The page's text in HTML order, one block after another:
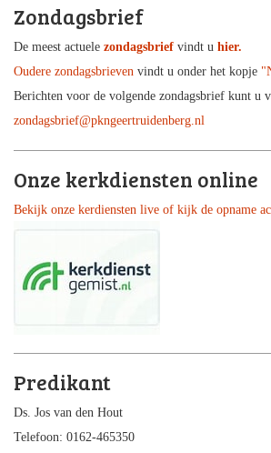
Zondagsbrief
De meest actuele zondagsbrief vindt u hier.
Oudere zondagsbrieven vindt u onder het kopje
Berichten voor de volgende zondagsbrief kunt u
zondagsbrief@pkngeertruidenberg.nl
Onze kerkdiensten online
Bekijk onze kerdiensten live of kijk de opname
Predikant
Ds. Jos van den Hout
Telefoon: 0162-465350